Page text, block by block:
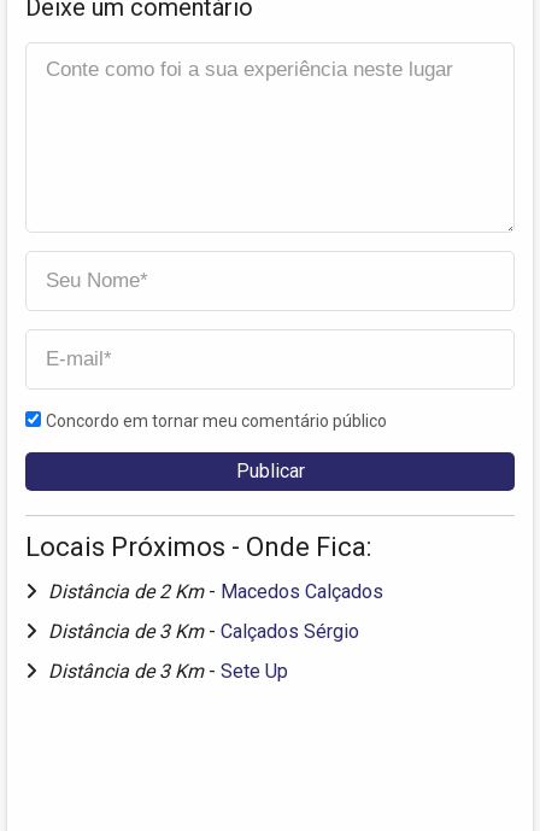
Deixe um comentário
Concordo em tornar meu comentário público
Locais Próximos - Onde Fica:
Distância de 2 Km - Macedos Calçados
Distância de 3 Km - Calçados Sérgio
Distância de 3 Km - Sete Up